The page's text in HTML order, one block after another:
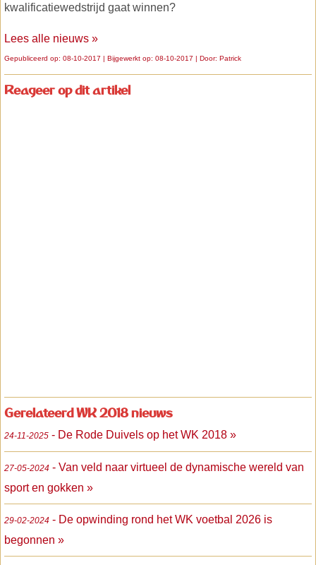
kwalificatiewedstrijd gaat winnen?
Lees alle nieuws »
Gepubliceerd op: 08-10-2017 | Bijgewerkt op: 08-10-2017 | Door: Patrick
Reageer op dit artikel
Gerelateerd WK 2018 nieuws
24-11-2025 - De Rode Duivels op het WK 2018 »
27-05-2024 - Van veld naar virtueel de dynamische wereld van
sport en gokken »
29-02-2024 - De opwinding rond het WK voetbal 2026 is
begonnen »